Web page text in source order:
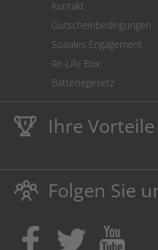
Kontakt
Gutscheinbedingungen
Soziales Engagement
Re-Life Box
Batteriegesetz
Ihre Vorteile
Lebenslange
schützt auch Ihren
Umweltfreundlich
Kaufen Sie Tinte &
Ausbildungsplatz
Folgen Sie